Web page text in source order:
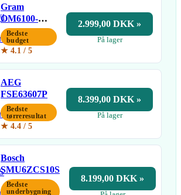
Gram
OM6100-
90T/1
Bedste
budget
★ 4.1 / 5
2.999,00 DKK »
På lager
AEG
FSE63607P
Bedste
tørreresultat
★ 4.4 / 5
8.399,00 DKK »
På lager
Bosch
SMU6ZCS10S
Bedste
underbygning
8.199,00 DKK »